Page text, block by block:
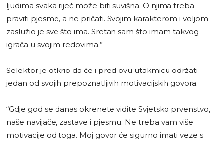
ljudima svaka riječ može biti suvišna. O njima treba
praviti pjesme, a ne pričati. Svojim karakterom i voljom
zaslužio je sve što ima. Sretan sam što imam takvog
igrača u svojim redovima.”
Selektor je otkrio da će i pred ovu utakmicu održati
jedan od svojih prepoznatljivih motivacijskih govora.
“Gdje god se danas okrenete vidite Svjetsko prvenstvo,
naše navijače, zastave i pjesmu. Ne treba vam više
motivacije od toga. Moj govor će sigurno imati veze s